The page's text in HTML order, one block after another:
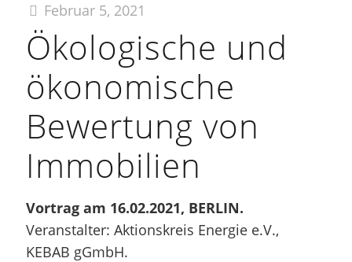
Februar 5, 2021
Ökologische und
ökonomische
Bewertung von
Immobilien
Vortrag am 16.02.2021, BERLIN.
Veranstalter: Aktionskreis Energie e.V.,
KEBAB gGmbH.